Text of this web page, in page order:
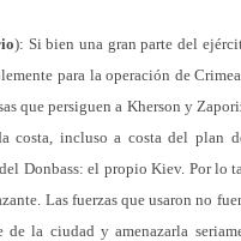
): Si bien una gran parte del
para la operación de
que persiguen a Kherson y
costa, incluso a costa del plan
Donbass: el propio Kiev. Por lo
Las fuerzas que usaron no
de la ciudad y amenazarla